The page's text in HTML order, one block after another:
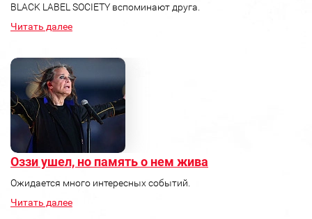
BLACK LABEL SOCIETY вспоминают друга.
Читать далее
Оззи ушел, но память о нем жива
Ожидается много интересных событий.
Читать далее